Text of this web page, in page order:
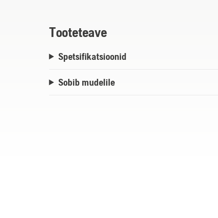
m2 keerulistele murupindadele.
Suur komplekt - sobib kuni 5000 m2
Tooteteave
Spetsifikatsioonid
Sobib mudelile